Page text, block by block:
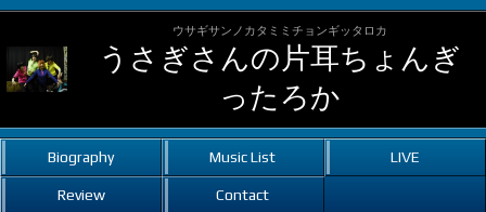
ウサギサンノカタミミチョンギッタロカ
うさぎさんの片耳ちょんぎ
ったろか
Biography Music List LIVE
Review Contact